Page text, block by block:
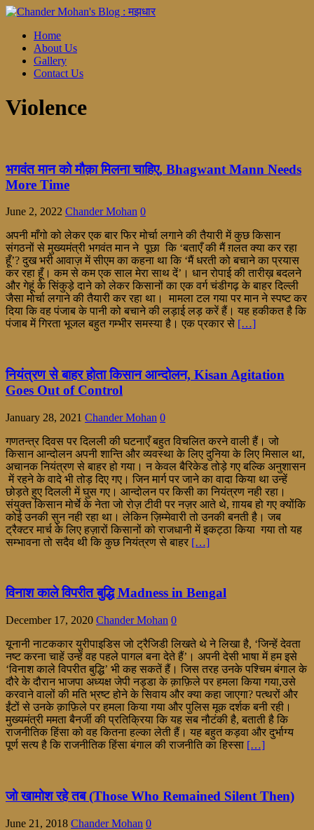
Home
About Us
Gallery
Contact Us
Violence
भगवंत मान को मौक़ा मिलना चाहिए, Bhagwant Mann Needs
More Time
June 2, 2022 Chander Mohan 0
अपनी माँगो को लेकर एक बार फिर मोर्चा लगाने की तैयारी में कुछ किसान
संगठनों से मुख्यमंत्री भगवंत मान ने पूछा कि ‘बताएँ की मैं ग़लत क्या कर रहा
हूँ’? दुख भरी आवाज़ में सीएम का कहना था कि ‘मैं धरती को बचाने का प्रयास
कर रहा हूँ। कम से कम एक साल मेरा साथ दें’। धान रोपाई की तारीख़ बदलने
और गेहूं के सिंकुड़े दाने को लेकर किसानों का एक वर्ग चंडीगढ़ के बाहर दिल्ली
जैसा मोर्चा लगाने की तैयारी कर रहा था। मामला टल गया पर मान ने स्पष्ट कर
दिया कि वह पंजाब के पानी को बचाने की लड़ाई लड़ करें हैं। यह हकीकत है कि
पंजाब में गिरता भूजल बहुत गम्भीर समस्या है। एक प्रकार से […]
नियंत्रण से बाहर होता किसान आन्दोलन, Kisan Agitation
Goes Out of Control
January 28, 2021 Chander Mohan 0
गणतन्त्र दिवस पर दिलली की घटनाएँ बहुत विचलित करने वाली हैं। जो
किसान आन्दोलन अपनी शान्ति और व्यवस्था के लिए दुनिया के लिए मिसाल था,
अचानक नियंत्रण से बाहर हो गया। न केवल बैरिकेड तोड़े गए बल्कि अनुशासन
में रहने के वादे भी तोड़ दिए गए। जिन मार्ग पर जाने का वादा किया था उन्हें
छोड़ते हुए दिलली में घुस गए। आन्दोलन पर किसी का नियंत्रण नही रहा।
संयुक्त किसान मोर्चे के नेता जो रोज़ टीवी पर नज़र आते थे, ग़ायब हो गए क्योंकि
कोई उनकी सुन नही रहा था। लेकिन ज़िम्मेवारी तो उनकी बनती है। जब
ट्रैक्टर मार्च के लिए हज़ारों किसानों को राजधानी में इकट्ठा किया गया तो यह
सम्भावना तो सदैव थी कि कुछ नियंत्रण से बाहर […]
विनाश काले विपरीत बुद्धि Madness in Bengal
December 17, 2020 Chander Mohan 0
यूनानी नाटककार युरीपाइडिस जो ट्रैजिडी लिखते थे ने लिखा है, ‘जिन्हें देवता
नष्ट करना चाहें उन्हें वह पहले पागल बना देते हैं’। अपनी देसी भाषा में हम इसे
‘विनाश काले विपरीत बुद्धि’ भी कह सकतें हैं। जिस तरह उनके पश्चिम बंगाल के
दौरे के दौरान भाजपा अध्यक्ष जेपी नड्डा के क़ाफ़िले पर हमला किया गया,उसे
करवाने वालों की मति भ्रष्ट होने के सिवाय और क्या कहा जाएगा? पत्थरों और
ईंटों से उनके क़ाफ़िले पर हमला किया गया और पुलिस मूक दर्शक बनी रही।
मुख्यमंत्री ममता बैनर्जी की प्रतिक्रिया कि यह सब नौटंकी है, बताती है कि
राजनीतिक हिंसा को वह कितना हल्का लेती हैं। यह बहुत कड़वा और दुर्भाग्य
पूर्ण सत्य है कि राजनीतिक हिंसा बंगाल की राजनीति का हिस्सा […]
जो खामोश रहे तब (Those Who Remained Silent Then)
June 21, 2018 Chander Mohan 0